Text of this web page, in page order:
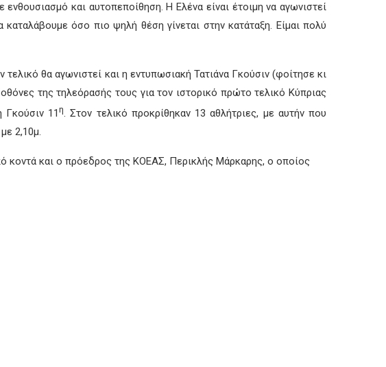
και αυτοπεποίθηση. Η Ελένα είναι έτοιμη να αγωνιστεί
όσο πιο ψηλή θέση γίνεται στην κατάταξη. Είμαι πολύ
θα αγωνιστεί και η εντυπωσιακή Τατιάνα Γκούσιν (φοίτησε κι
της τηλεόρασής τους για τον ιστορικό πρώτο τελικό Κύπριας
Γκούσιν 11 η. Στον τελικό προκρίθηκαν 13 αθλήτριες, με αυτήν που
2,10μ.
κοντά και ο πρόεδρος της ΚΟΕΑΣ, Περικλής Μάρκαρης, ο οποίος